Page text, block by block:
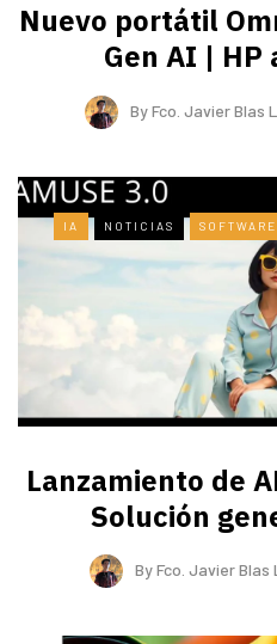
Nuevo portátil
Gen AI | HP
ByFco. Javier Blas
IA NOTICIAS SOFTWARE
Lanzamiento de
Solución
ByFco. Javier Blas